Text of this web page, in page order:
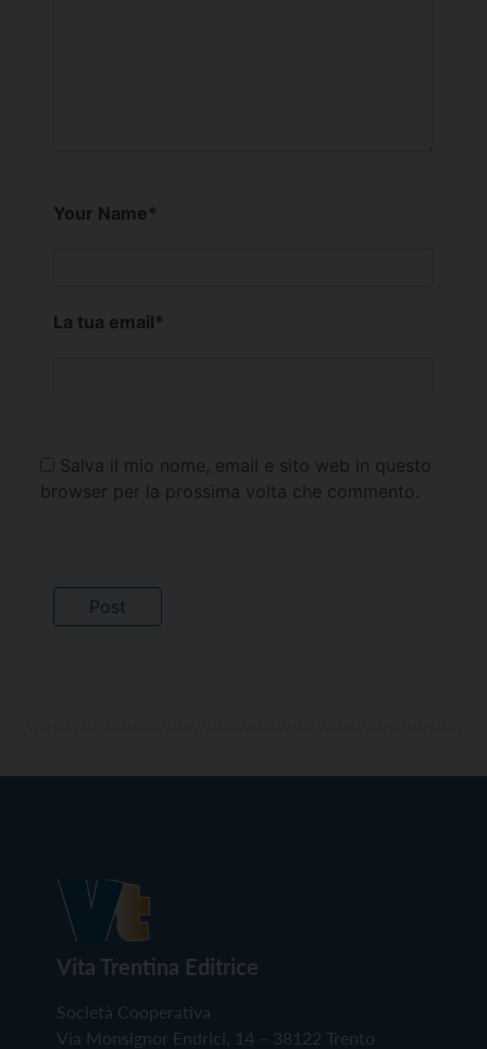
Your Name*
La tua email*
Salva il mio nome, email e sito web in questo
browser per la prossima volta che commento.
Vita Trentina Editrice
Società Cooperativa
Via Monsignor Endrici, 14 – 38122 Trento